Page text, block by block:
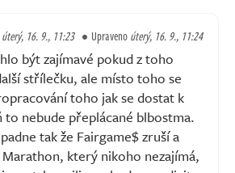
úterý, 16. 9., 11:23 Upravenoúterý, 16. 9., 11:24
být zajímavé pokud z toho
střílečku, ale místo toho se
toho jak se dostat k
nebude přeplácané blbostma.
tak že Fairgame$ zruší a
který nikoho nezajímá,